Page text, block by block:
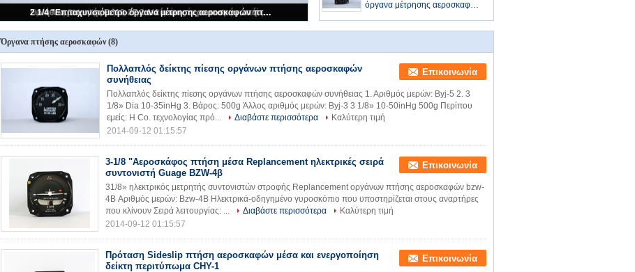
Πολλαπλός δείκτης πίεσης οργάνων πτήσης αεροσκαφών συνήθειας
3-1/8 "Αεροσκάφος πτήση μέσα Replancement ηλεκτρικές σειρά συντονιστή Guage BZW-4β
Πρόταση Sideslip πτήση αεροσκαφών μέσα και ενεργοποίηση δείκτη περιτύπωμα CHY-1
Συνήθεια μετρητής BJ10-2F 2 1/4 ίντσας αεροσκαφών πτήσης επιταχυμέτρων οργάνων
2 1/4 "Επιταχυνσιόμετρο όργανα μέτρησης αεροσκαφών πτήση μέσα τμήματα BJ10-2στ
όργανα μέτρησης αεροσκαφών
Όργανα πτήσης αεροσκαφών (8)
Πολλαπλός δείκτης πίεσης οργάνων πτήσης αεροσκαφών
συνήθειας
Επικοινωνία
Πολλαπλός δείκτης πίεσης οργάνων πτήσης αεροσκαφών συνήθειας 1. Αριθμός μερών: Byj-5 2. 3
1/8» Dia 10-35inHg 3. Βάρος: 500g Άλλος αριθμός μερών: Byj-3 3 1/8» 10-50inHg 500g Περίπου
εμείς: Η Co. τεχνολογίας πρό...
Διαβάστε περισσότερα
Καλύτερη τιμή
2014-09-12 01:15:57
3-1/8 "Αεροσκάφος πτήση μέσα Replancement ηλεκτρικές σειρά
συντονιστή Guage BZW-4β
Επικοινωνία
31/8» ηλεκτρικός μετρητής συντονιστών στροφής Replancement οργάνων πτήσης αεροσκαφών bzw-
4B Αριθμός μερών: Bzw-4B Ηλεκτρικά-οδηγημένο γυροσκόπιο που υποστηρίζεται στους αναρτήρες
που κλίνουν Σειρά λειτουργίας: ...
Διαβάστε περισσότερα
Καλύτερη τιμή
2014-09-12 01:15:57
Πρόταση Sideslip πτήση αεροσκαφών μέσα και ενεργοποίηση
δείκτη περιτύπωμα CHY-1
Επικοινωνία